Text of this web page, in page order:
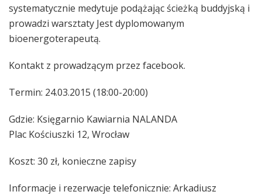
systematycznie medytuje podążając ścieżką buddyjską i
prowadzi warsztaty Jest dyplomowanym
bioenergoterapeutą.
Kontakt z prowadzącym przez facebook.
Termin: 24.03.2015 (18:00-20:00)
Gdzie: Księgarnio Kawiarnia NALANDA
Plac Kościuszki 12, Wrocław
Koszt: 30 zł, konieczne zapisy
Informacje i rezerwacje telefonicznie: Arkadiusz